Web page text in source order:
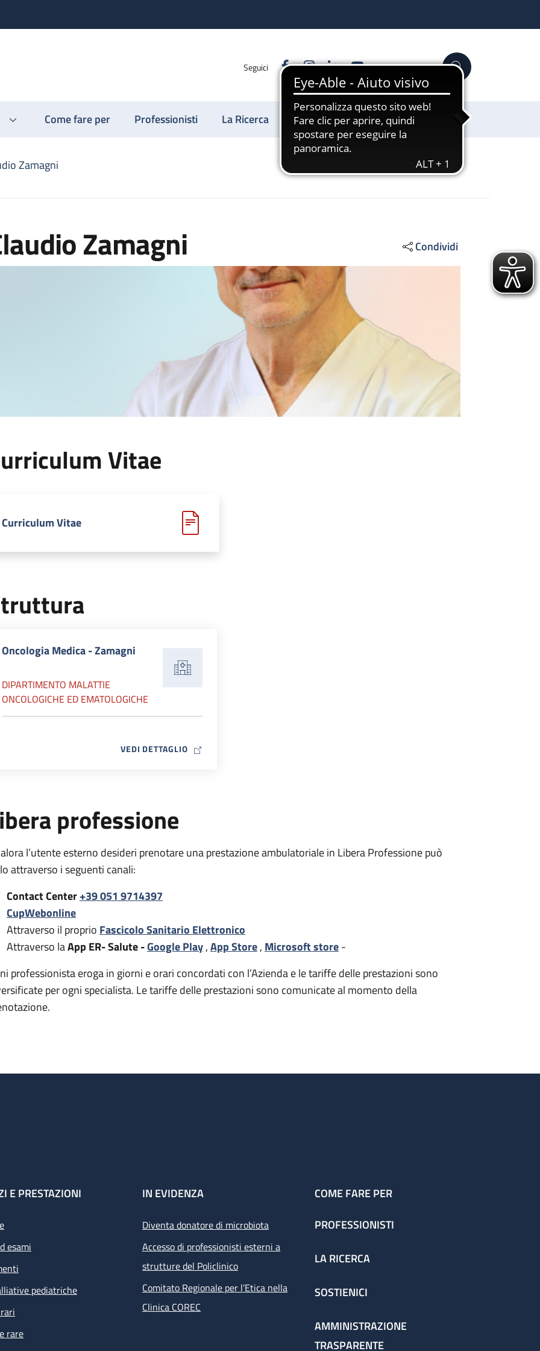
Seguici FacebookInstagram
LinkedinYouTube Cerca
Come fare per Professionisti La Ricerca Sostienici
Zamagni
Zamagni Condividi
Vitae
Curriculum Vitae
Oncologia Medica - Zamagni
DIPARTIMENTO MALATTIE
ONCOLOGICHE ED EMATOLOGICHE
VEDI DETTAGLIOMAP ICON
professione
l’utente esterno desideri prenotare una prestazione ambulatoriale in Libera Professione può
attraverso i seguenti canali:
Contact Center+39 051 9714397
CupWebonline
Attraverso il proprio Fascicolo Sanitario Elettronico
Attraverso laApp ER- Salute -Google Play,App Store, Microsoft store-
professionista eroga in giorni e orari concordati con l’Azienda e le tariffe delle prestazioni sono
per ogni specialista. Le tariffe delle prestazioni sono comunicate al momento della
E PRESTAZIONI
esami
pediatriche
rare
IN EVIDENZA
Diventa donatore di microbiota
Accesso di professionisti esterni a
strutture del Policlinico
Comitato Regionale per l’Etica nella
Clinica COREC
COME FARE PER
PROFESSIONISTI
LA RICERCA
SOSTIENICI
AMMINISTRAZIONE
TRASPARENTE